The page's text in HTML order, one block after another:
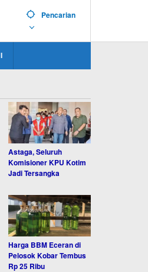
Pencarian
Astaga, Seluruh
Komisioner KPU Kotim
Jadi Tersangka
Harga BBM Eceran di
Pelosok Kobar Tembus
Rp 25 Ribu